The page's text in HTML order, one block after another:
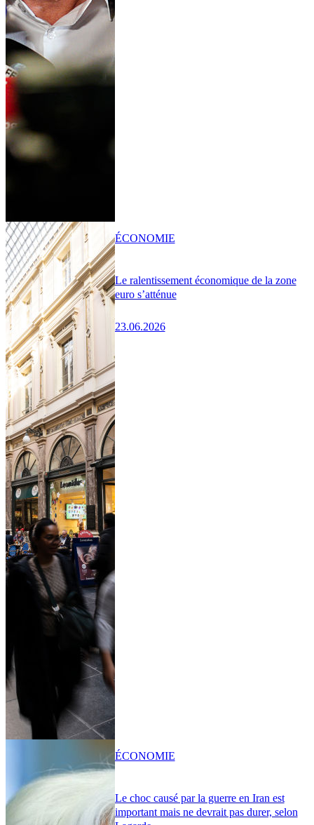
Le ralentissement économique de la zone
euro s’atténue
23.06.2026
ÉCONOMIE
Le choc causé par la guerre en Iran est
important mais ne devrait pas durer, selon
ÉCONOMIE